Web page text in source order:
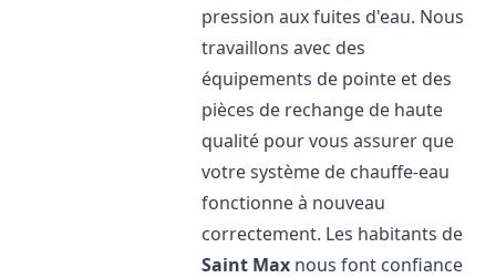
pression aux fuites d'eau. Nous
travaillons avec des
équipements de pointe et des
pièces de rechange de haute
qualité pour vous assurer que
votre système de chauffe-eau
fonctionne à nouveau
correctement. Les habitants de
Saint Max nous font confiance